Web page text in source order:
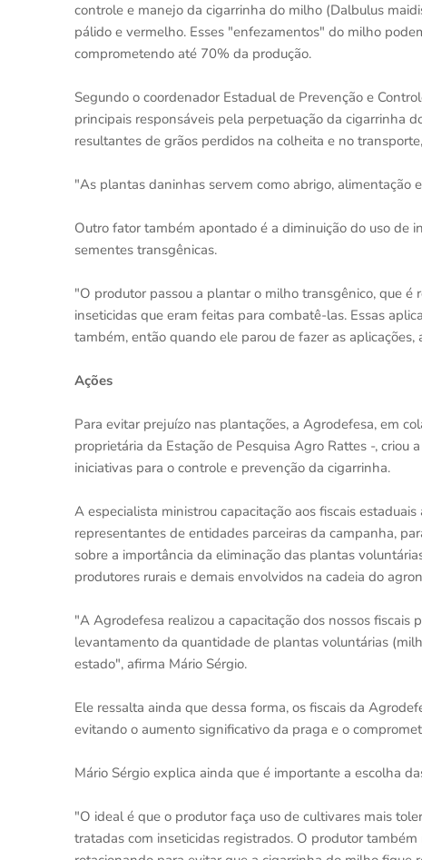
controle e manejo da cigarrinha do milho (Dalbulus
pálido e vermelho. Esses "enfezamentos" do milho
comprometendo até 70% da produção.
Segundo o coordenador Estadual de Prevenção e
principais responsáveis pela perpetuação da cigarrinha
resultantes de grãos perdidos na colheita e no
"As plantas daninhas servem como abrigo, alimentação
Outro fator também apontado é a diminuição do uso de
sementes transgênicas.
"O produtor passou a plantar o milho transgênico, que
inseticidas que eram feitas para combatê-las. Essas
também, então quando ele parou de fazer as
Ações
Para evitar prejuízo nas plantações, a Agrodefesa, em
proprietária da Estação de Pesquisa Agro Rattes -,
iniciativas para o controle e prevenção da cigarrinha.
A especialista ministrou capacitação aos fiscais
representantes de entidades parceiras da campanha,
sobre a importância da eliminação das plantas
produtores rurais e demais envolvidos na cadeia do
"A Agrodefesa realizou a capacitação dos nossos
levantamento da quantidade de plantas voluntárias
estado", afirma Mário Sérgio.
Ele ressalta ainda que dessa forma, os fiscais da
evitando o aumento significativo da praga e o
Mário Sérgio explica ainda que é importante a escolha
"O ideal é que o produtor faça uso de cultivares mais
tratadas com inseticidas registrados. O produtor